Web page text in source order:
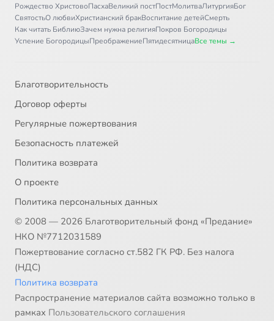
Рождество ХристовоПасхаВеликий постПостМолитваЛитургияБог
СвятостьО любвиХристианский бракВоспитание детейСмерть
Как читать БиблиюЗачем нужна религияПокров Богородицы
Успение БогородицыПреображениеПятидесятницаВсе темы →
Благотворительность
Договор оферты
Регулярные пожертвования
Безопасность платежей
Политика возврата
О проекте
Политика персональных данных
© 2008 — 2026 Благотворительный фонд «Предание»
НКО №7712031589
Пожертвование согласно ст.582 ГК РФ. Без налога
(НДС)
Политика возврата
Распространение материалов сайта возможно только в
рамках Пользовательского соглашения